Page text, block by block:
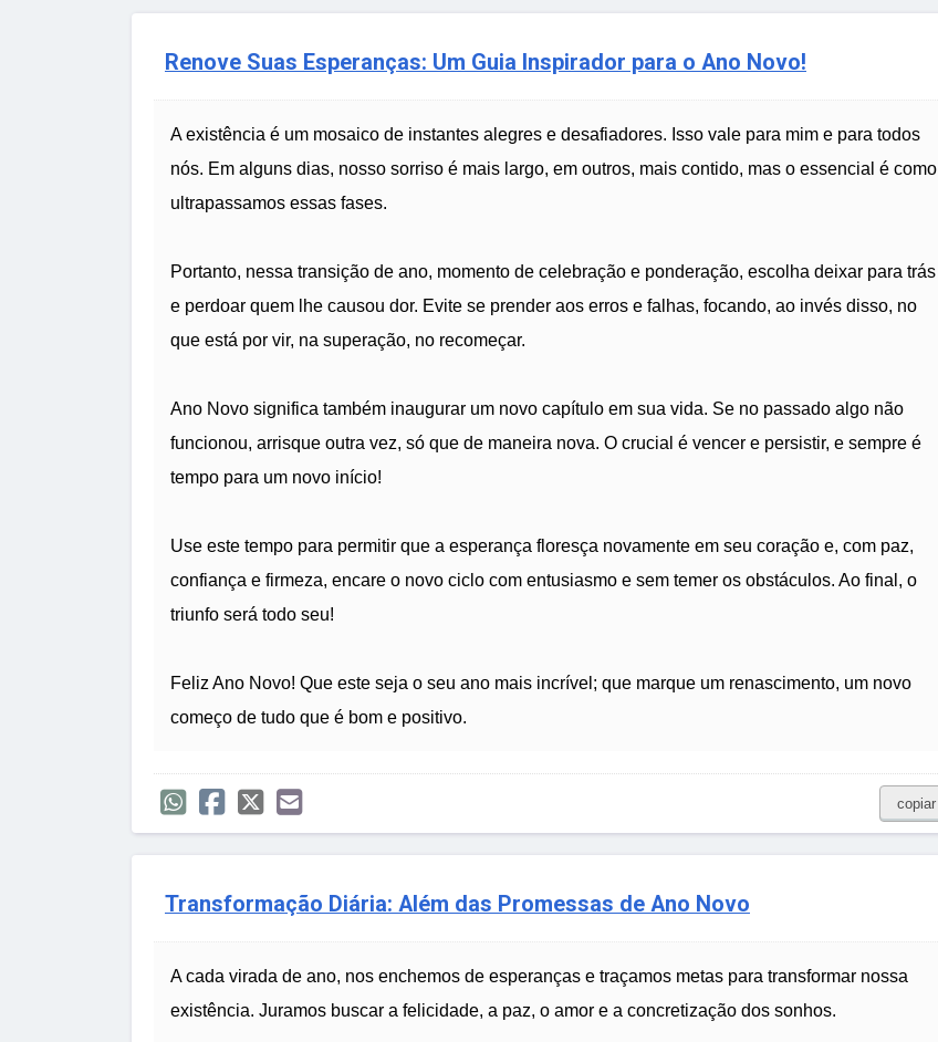
Renove Suas Esperanças: Um Guia Inspirador para o Ano Novo!
A existência é um mosaico de instantes alegres e desafiadores. Isso vale para mim e para todos
nós. Em alguns dias, nosso sorriso é mais largo, em outros, mais contido, mas o essencial é como
ultrapassamos essas fases.
Portanto, nessa transição de ano, momento de celebração e ponderação, escolha deixar para trás
e perdoar quem lhe causou dor. Evite se prender aos erros e falhas, focando, ao invés disso, no
que está por vir, na superação, no recomeçar.
Ano Novo significa também inaugurar um novo capítulo em sua vida. Se no passado algo não
funcionou, arrisque outra vez, só que de maneira nova. O crucial é vencer e persistir, e sempre é
tempo para um novo início!
Use este tempo para permitir que a esperança floresça novamente em seu coração e, com paz,
confiança e firmeza, encare o novo ciclo com entusiasmo e sem temer os obstáculos. Ao final, o
triunfo será todo seu!
Feliz Ano Novo! Que este seja o seu ano mais incrível; que marque um renascimento, um novo
começo de tudo que é bom e positivo.
copiar
Transformação Diária: Além das Promessas de Ano Novo
A cada virada de ano, nos enchemos de esperanças e traçamos metas para transformar nossa
existência. Juramos buscar a felicidade, a paz, o amor e a concretização dos sonhos.